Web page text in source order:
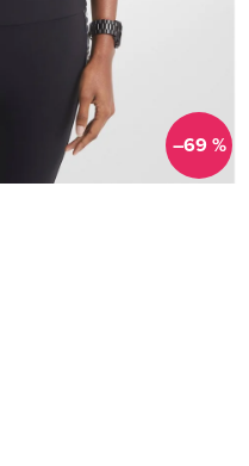
–69 %